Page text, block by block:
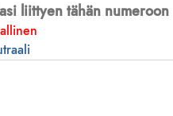
liittyen tähän numeroon